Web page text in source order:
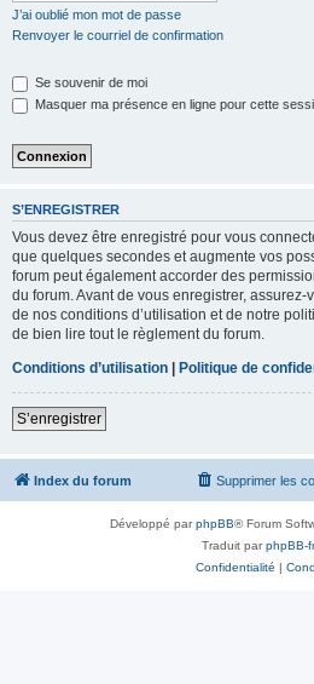
J’ai oublié mon mot de passe
Renvoyer le courriel de confirmation
Se souvenir de moi
Masquer ma présence en ligne pour cette
S’ENREGISTRER
Vous devez être enregistré pour vous
que quelques secondes et augmente vos
forum peut également accorder des
du forum. Avant de vous enregistrer, assurez-
de nos conditions d’utilisation et de notre
de bien lire tout le règlement du forum.
Conditions d’utilisation
Politique de
S’enregistrer
Index du forum Supprimer les
Développé parphpBB® Forum
Traduit parphpBB-
Confidentialité |